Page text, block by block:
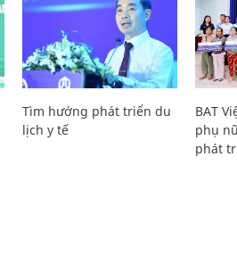
Tìm hướng phát triển du
lịch y tế
BAT
phụ
phát